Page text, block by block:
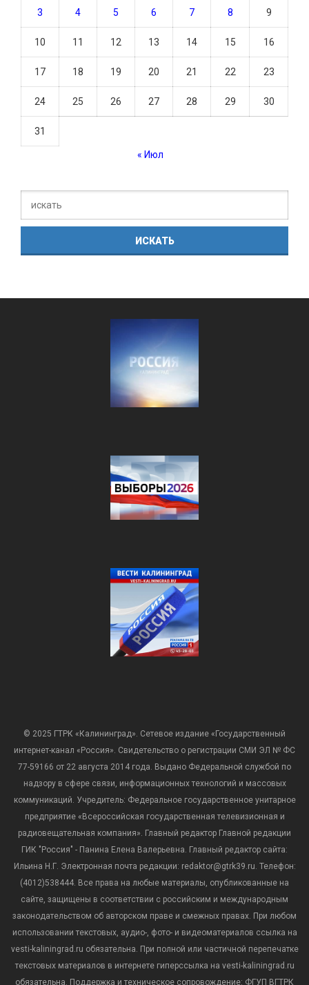
3 4 5 6 7 8 9
10 11 12 13 14 15 16
17 18 19 20 21 22 23
24 25 26 27 28 29 30
31
« Июл
© 2025 ГТРК «Калининград». Сетевое издание «Государственный
интернет-канал «Россия». Свидетельство о регистрации СМИ ЭЛ № ФС
77-59166 от 22 августа 2014 года. Выдано Федеральной службой по
надзору в сфере связи, информационных технологий и массовых
коммуникаций. Учредитель: Федеральное государственное унитарное
предприятие «Всероссийская государственная телевизионная и
радиовещательная компания». Главный редактор Главной редакции
ГИК "Россия" - Панина Елена Валерьевна. Главный редактор сайта:
Ильина Н.Г. Электронная почта редакции: redaktor@gtrk39.ru. Телефон:
(4012)538444. Все права на любые материалы, опубликованные на
сайте, защищены в соответствии с российским и международным
законодательством об авторском праве и смежных правах. При любом
использовании текстовых, аудио-, фото- и видеоматериалов ссылка на
vesti-kaliningrad.ru обязательна. При полной или частичной перепечатке
текстовых материалов в интернете гиперссылка на vesti-kaliningrad.ru
обязательна. Поддержка и техническое сопровождение: ФГУП ВГТРК